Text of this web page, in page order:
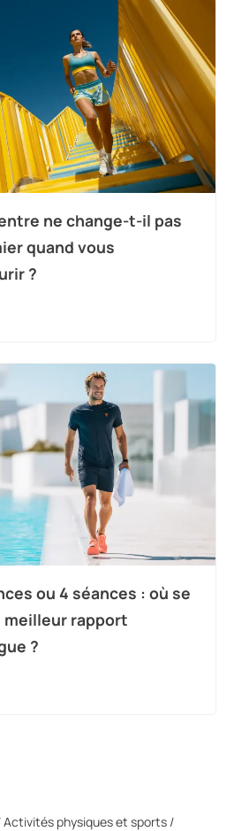
ne change-t-il pas
quand vous
?
ou 4 séances : où se
rapport
?
Activités physiques et sports /